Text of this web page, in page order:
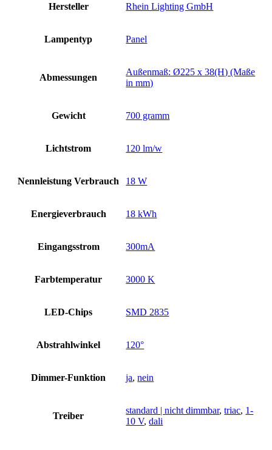
Hersteller Rhein Lighting GmbH
Lampentyp Panel
Abmessungen
Außenmaß: Ø225 x 38(H) (Maße
in mm)
Gewicht 700 gramm
Lichtstrom 120 lm/w
Nennleistung Verbrauch 18 W
Energieverbrauch 18 kWh
Eingangsstrom 300mA
Farbtemperatur 3000 K
LED-Chips SMD 2835
Abstrahlwinkel 120°
Dimmer-Funktion ja,nein
Treiber
standard | nicht dimmbar,triac, 1-
10 V,dali